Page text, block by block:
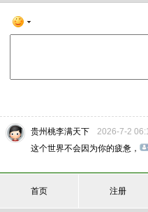
贵州桃李满天下
2026-7-2
这个世界不会因为你的疲惫，
首页 注册